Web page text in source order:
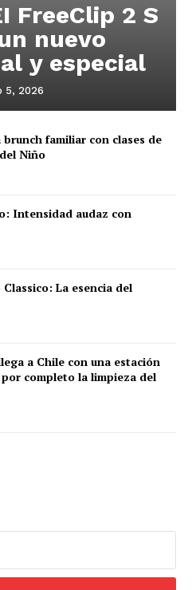
FreeClip 2 S
nuevo
y especial
5, 2026
familiar con clases de
Niño
Intensidad audaz con
La esencia del
a Chile con una estación
completo la limpieza del